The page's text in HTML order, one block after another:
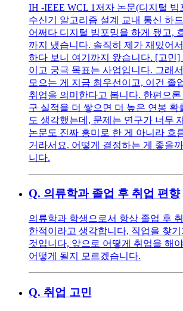
IH -IEEE WCL 1저자 논문(디지털 빔
수신기 알고리즘 설계 교내 통신 하
어쩌다 디지털 빔포밍을 하게 됐고,
까지 냈습니다. 솔직히 제가 재밌어
하다 보니 여기까지 왔습니다. [고민]
이고 궁극 목표는 사업입니다. 그래
모으는 게 지금 최우선이고, 이건 졸
취업을 의미한다고 봅니다. 한편으
구 실적을 더 쌓으면 더 높은 연봉 확
도 생각했는데, 문제는 연구가 너무
논문도 진짜 흥미로 한 게 아니라 흐
거라서요. 어떻게 결정하는 게 좋을
니다.
Q. 의류학과 졸업 후 취업 편향
의류학과 학생으로서 항상 졸업 후
한적이라고 생각합니다, 직업을 찾
것입니다, 앞으로 어떻게 취업을 해
어떻게 될지 모르겠습니다.
Q. 취업 고민